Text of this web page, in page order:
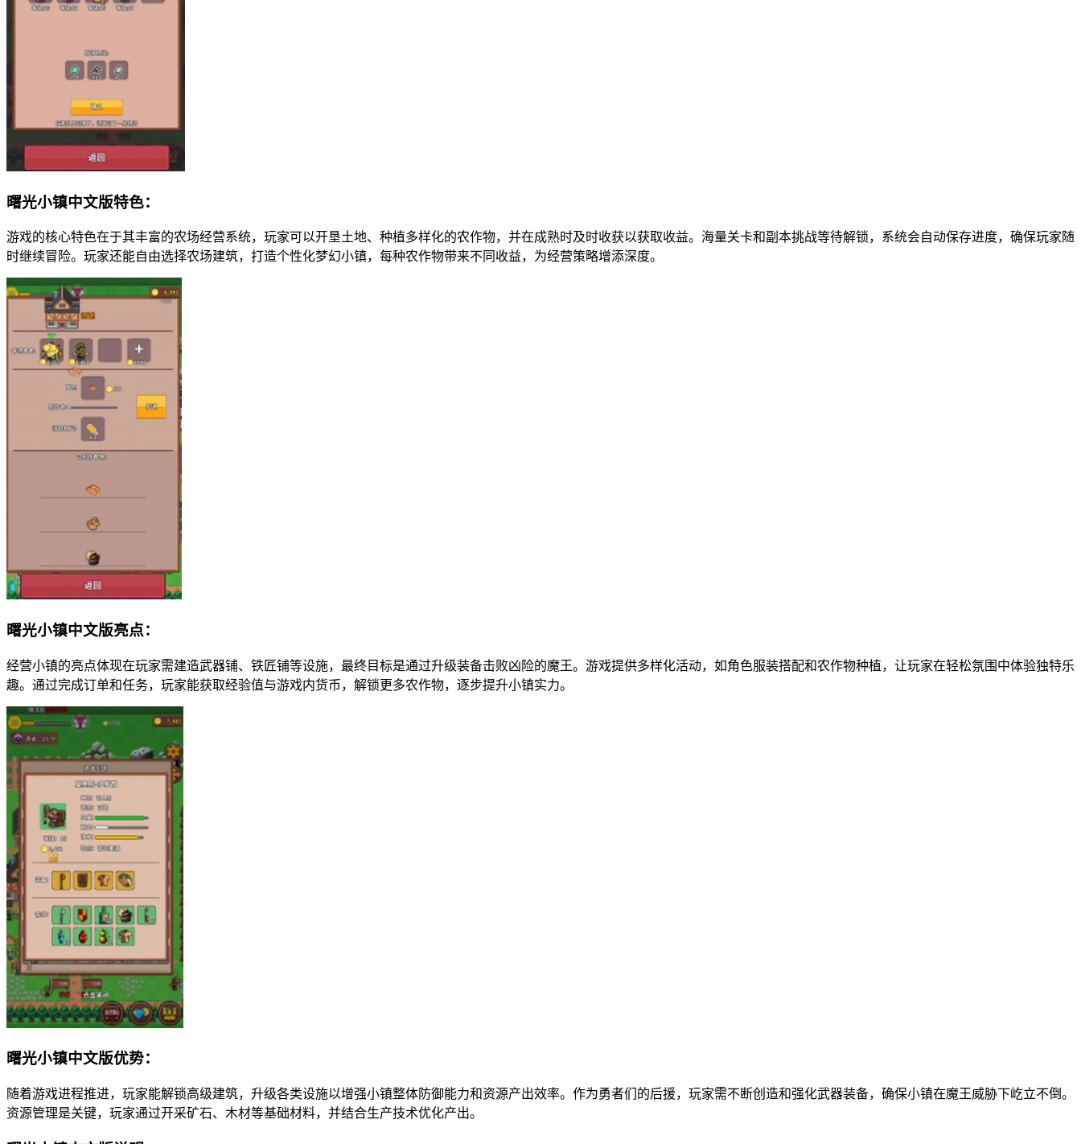
曙光小镇中文版特色：
游戏的核心特色在于其丰富的农场经营系统，玩家可以开垦土地、种植多样化的农作物，并在成熟时及时收获以获取收益。海量关卡和副本挑战等待解锁，系统会自动保存进度，确保玩家随
时继续冒险。玩家还能自由选择农场建筑，打造个性化梦幻小镇，每种农作物带来不同收益，为经营策略增添深度。
曙光小镇中文版亮点：
经营小镇的亮点体现在玩家需建造武器铺、铁匠铺等设施，最终目标是通过升级装备击败凶险的魔王。游戏提供多样化活动，如角色服装搭配和农作物种植，让玩家在轻松氛围中体验独特乐
趣。通过完成订单和任务，玩家能获取经验值与游戏内货币，解锁更多农作物，逐步提升小镇实力。
曙光小镇中文版优势：
随着游戏进程推进，玩家能解锁高级建筑，升级各类设施以增强小镇整体防御能力和资源产出效率。作为勇者们的后援，玩家需不断创造和强化武器装备，确保小镇在魔王威胁下屹立不倒。
资源管理是关键，玩家通过开采矿石、木材等基础材料，并结合生产技术优化产出。